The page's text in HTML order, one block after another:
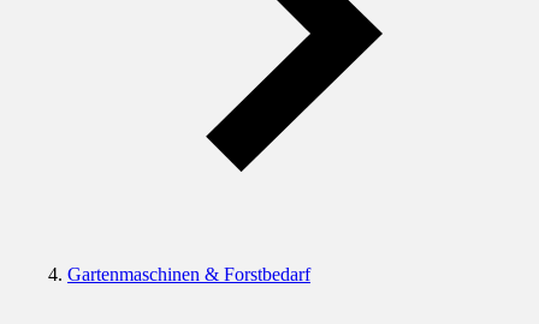
Gartenmaschinen & Forstbedarf